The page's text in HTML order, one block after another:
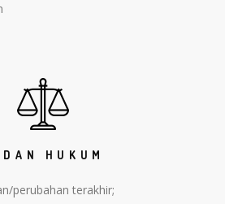
HUKUM
perubahan terakhir;